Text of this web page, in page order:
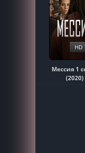
Мессия 1
(2020)
HD